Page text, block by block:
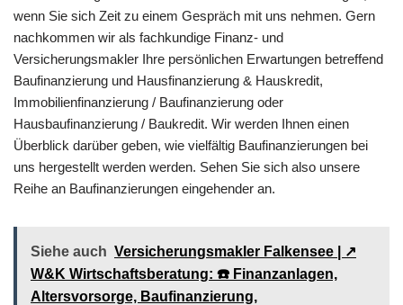
wenn Sie sich Zeit zu einem Gespräch mit uns nehmen. Gern
nachkommen wir als fachkundige Finanz- und
Versicherungsmakler Ihre persönlichen Erwartungen betreffend
Baufinanzierung und Hausfinanzierung & Hauskredit,
Immobilienfinanzierung / Baufinanzierung oder
Hausbaufinanzierung / Baukredit. Wir werden Ihnen einen
Überblick darüber geben, wie vielfältig Baufinanzierungen bei
uns hergestellt werden werden. Sehen Sie sich also unsere
Reihe an Baufinanzierungen eingehender an.
Siehe auch Versicherungsmakler Falkensee | ↗️
W&K Wirtschaftsberatung: ☎️ Finanzanlagen,
Altersvorsorge, Baufinanzierung,